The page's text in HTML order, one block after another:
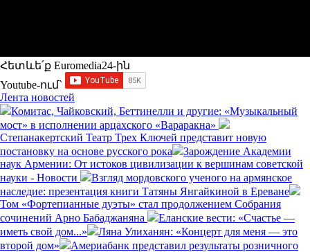
Հետևե՛ք Euromedia24-ին
Youtube-ում`
Лента новостей
Комитас, Чайковский, Беттинелли и другие: «Музыкальный
мост» в исполнении арцахского «Вараракна»
Степанакертский Театр Трех Ключей представит новую
постановку на основе русского рока
Зарождение Академии
наук Армении: От истоков цивилизации к вершинам советской
науки - Новости
Взгляд мордовского ученого на армянское
наследие: презентация книги Татяны Янгайкиной в Ереване
Том «Фортепианные дуэты» стал продолжением Собрания
сочинений Арно Бабаджаняна
Еланские вести: «Счастье —
иметь свой дом...»
Ляна Улиханян: «Концерт для меня — это
второй дом»
Америабанк представил результаты розничного